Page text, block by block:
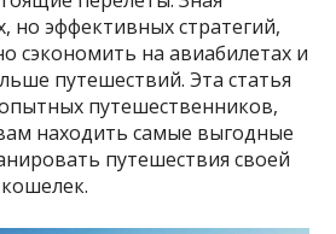
но эффективных стратегий,
сэкономить на авиабилетах и
путешествий. Эта статья
путешественников,
находить самые выгодные
путешествия своей